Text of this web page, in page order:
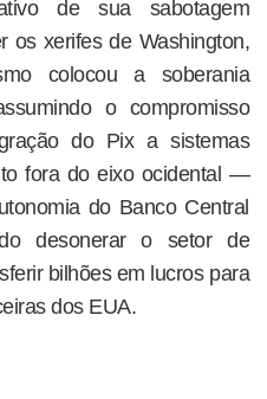
de sua sabotagem
os xerifes de Washington,
colocou a soberania
o compromisso
do Pix a sistemas
fora do eixo ocidental —
do Banco Central
desonerar o setor de
bilhões em lucros para
dos EUA.